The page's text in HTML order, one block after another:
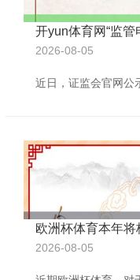
2026-08-05
2026-08-05